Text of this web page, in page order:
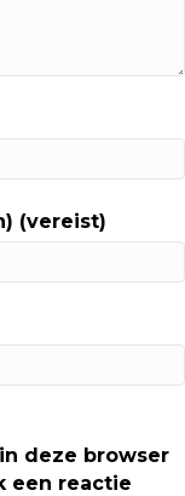
(vereist)
deze browser
een reactie